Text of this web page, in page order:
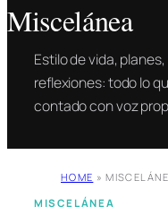
Miscelánea
Estilo de vida,
reflexiones: todo lo
contado con voz
HOME »
MISCELÁNEA